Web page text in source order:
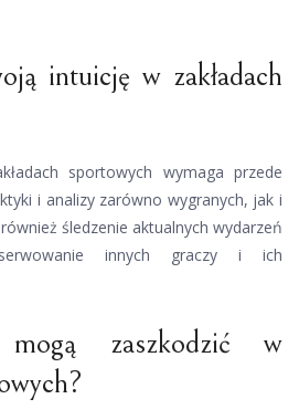
intuicję w zakładach
sportowych wymaga przede
i analizy zarówno wygranych, jak i
śledzenie aktualnych wydarzeń
innych graczy i ich
zaszkodzić w